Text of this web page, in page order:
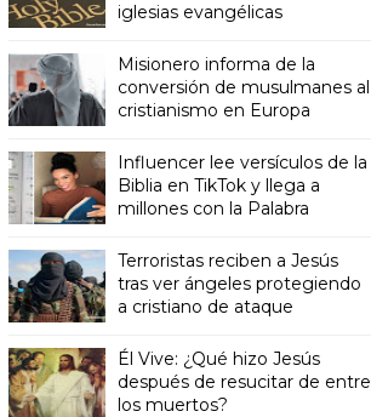
iglesias evangélicas
Misionero informa de la
conversión de musulmanes al
cristianismo en Europa
Influencer lee versículos de la
Biblia en TikTok y llega a
millones con la Palabra
Terroristas reciben a Jesús
tras ver ángeles protegiendo
a cristiano de ataque
Él Vive: ¿Qué hizo Jesús
después de resucitar de entre
los muertos?